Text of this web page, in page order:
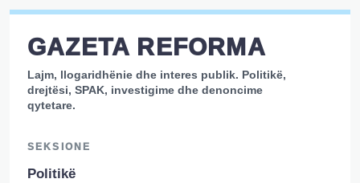
GAZETA REFORMA
Lajm, llogaridhënie dhe interes publik. Politikë,
drejtësi, SPAK, investigime dhe denoncime
qytetare.
SEKSIONE
Politikë